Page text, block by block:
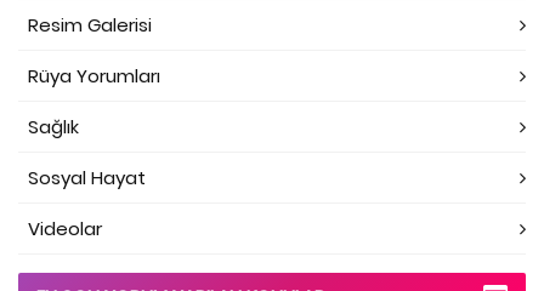
Resim Galerisi
Rüya Yorumları
Sağlık
Sosyal Hayat
Videolar